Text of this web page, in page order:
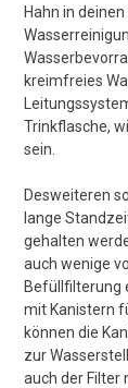
Hahn in
kreimfreies
Trinkflasche,
sein.
Desweiteren
lange
gehalten
auch wenige
Befüllfilterung
mit Kanistern
können die
zur
auch der Filter